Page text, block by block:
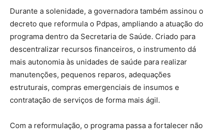
Durante a solenidade, a governadora também assinou o
decreto que reformula o Pdpas, ampliando a atuação do
programa dentro da Secretaria de Saúde. Criado para
descentralizar recursos financeiros, o instrumento dá
mais autonomia às unidades de saúde para realizar
manutenções, pequenos reparos, adequações
estruturais, compras emergenciais de insumos e
contratação de serviços de forma mais ágil.
Com a reformulação, o programa passa a fortalecer não